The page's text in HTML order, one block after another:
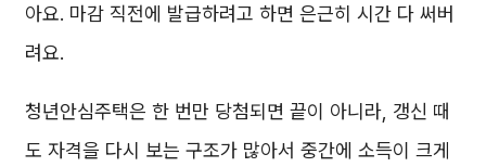
아요. 마감 직전에 발급하려고 하면 은근히 시간 다 써버
려요.
청년안심주택은 한 번만 당첨되면 끝이 아니라, 갱신 때
도 자격을 다시 보는 구조가 많아서 중간에 소득이 크게